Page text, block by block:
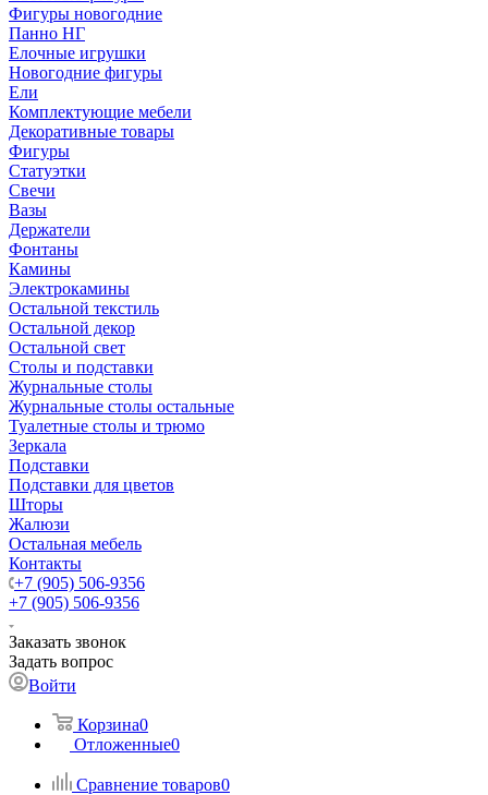
Фигуры новогодние
Панно НГ
Елочные игрушки
Новогодние фигуры
Ели
Комплектующие мебели
Декоративные товары
Фигуры
Статуэтки
Свечи
Вазы
Держатели
Фонтаны
Камины
Электрокамины
Остальной текстиль
Остальной декор
Остальной свет
Столы и подставки
Журнальные столы
Журнальные столы остальные
Туалетные столы и трюмо
Зеркала
Подставки
Подставки для цветов
Шторы
Жалюзи
Остальная мебель
Контакты
+7 (905) 506-9356
+7 (905) 506-9356
Заказать звонок
Задать вопрос
Войти
Корзина0
Отложенные0
Сравнение товаров0